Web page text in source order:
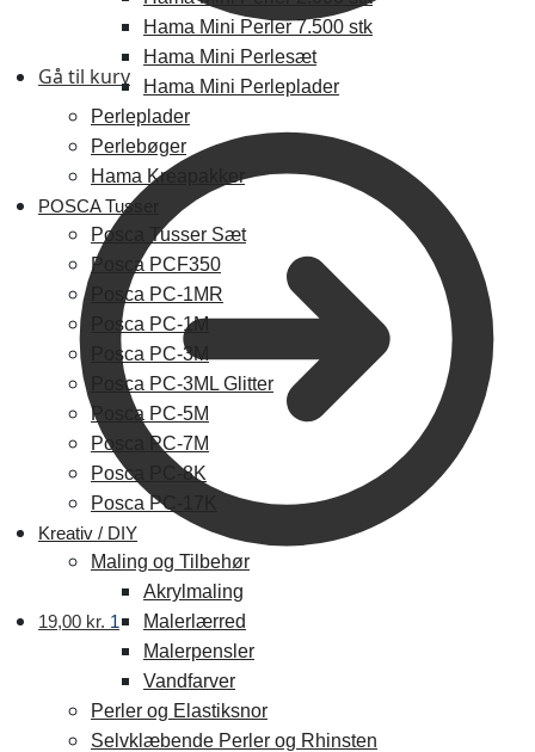
Gå til kurv
19,00 kr. 1
Hama Mini Perler 7.500 stk
Hama Mini Perlesæt
Hama Mini Perleplader
Perleplader
Perlebøger
Hama Kreapakker
POSCA Tusser
Posca Tusser Sæt
Posca PCF350
Posca PC-1MR
Posca PC-1M
Posca PC-3M
Posca PC-3ML Glitter
Posca PC-5M
Posca PC-7M
Posca PC-8K
Posca PC-17K
Kreativ / DIY
Maling og Tilbehør
Akrylmaling
Malerlærred
Malerpensler
Vandfarver
Perler og Elastiksnor
Selvklæbende Perler og Rhinsten